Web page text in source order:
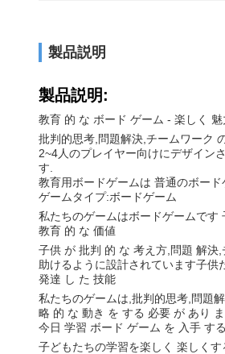
製品説明
製品説明:
教育 的 な ボード ゲーム - 楽しく
批判的思考,問題解決,チームワーク
2~4人のプレイヤー向けにデザイン
す.
教育用ボードゲームは 普通のボー
ゲームタイプ:ボードゲーム
私たちのゲームはボードゲームです
教育 的 な 価値
子供 が 批判 的 な 考え方,問題 解決
助けるように設計されています子
発達 し た 技能
私たちのゲームは,批判的思考,問題
略 的 な 動き を する 必要 が あり
今日 学習 ボード ゲーム を 入手 す
子どもたちの学習を楽しく 楽しく